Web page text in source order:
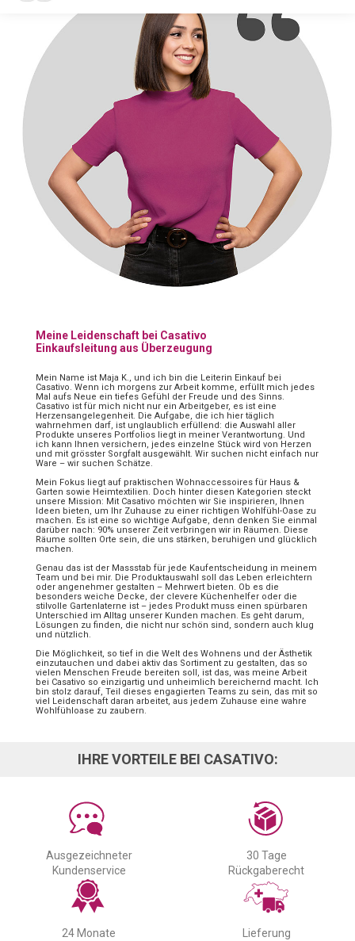
Meine Leidenschaft bei Casativo
Einkaufsleitung aus Überzeugung
Mein Name ist Maja K., und ich bin die Leiterin Einkauf bei
Casativo. Wenn ich morgens zur Arbeit komme, erfüllt mich jedes
Mal aufs Neue ein tiefes Gefühl der Freude und des Sinns.
Casativo ist für mich nicht nur ein Arbeitgeber, es ist eine
Herzensangelegenheit. Die Aufgabe, die ich hier täglich
wahrnehmen darf, ist unglaublich erfüllend: die Auswahl aller
Produkte unseres Portfolios liegt in meiner Verantwortung. Und
ich kann Ihnen versichern, jedes einzelne Stück wird von Herzen
und mit grösster Sorgfalt ausgewählt. Wir suchen nicht einfach nur
Ware – wir suchen Schätze.
Mein Fokus liegt auf praktischen Wohnaccessoires für Haus &
Garten sowie Heimtextilien. Doch hinter diesen Kategorien steckt
unsere Mission: Mit Casativo möchten wir Sie inspirieren, Ihnen
Ideen bieten, um Ihr Zuhause zu einer richtigen Wohlfühl-Oase zu
machen. Es ist eine so wichtige Aufgabe, denn denken Sie einmal
darüber nach: 90% unserer Zeit verbringen wir in Räumen. Diese
Räume sollten Orte sein, die uns stärken, beruhigen und glücklich
machen.
Genau das ist der Massstab für jede Kaufentscheidung in meinem
Team und bei mir. Die Produktauswahl soll das Leben erleichtern
oder angenehmer gestalten – Mehrwert bieten. Ob es die
besonders weiche Decke, der clevere Küchenhelfer oder die
stilvolle Gartenlaterne ist – jedes Produkt muss einen spürbaren
Unterschied im Alltag unserer Kunden machen. Es geht darum,
Lösungen zu finden, die nicht nur schön sind, sondern auch klug
und nützlich.
Die Möglichkeit, so tief in die Welt des Wohnens und der Ästhetik
einzutauchen und dabei aktiv das Sortiment zu gestalten, das so
vielen Menschen Freude bereiten soll, ist das, was meine Arbeit
bei Casativo so einzigartig und unheimlich bereichernd macht. Ich
bin stolz darauf, Teil dieses engagierten Teams zu sein, das mit so
viel Leidenschaft daran arbeitet, aus jedem Zuhause eine wahre
Wohlfühloase zu zaubern.
IHRE VORTEILE BEI CASATIVO:
Ausgezeichneter
Kundenservice
30 Tage
Rückgaberecht
24 Monate
Lieferung